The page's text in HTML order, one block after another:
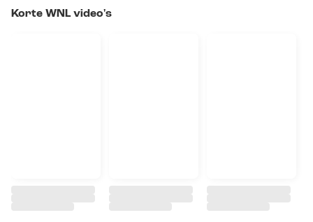
Korte WNL video's